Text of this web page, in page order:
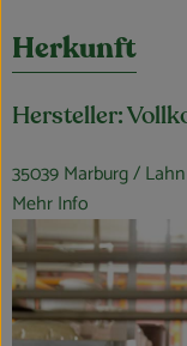
Herkunft
Hersteller:
35039 Marburg /
Mehr Info